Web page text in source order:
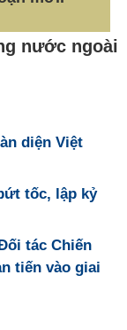
nước ngoài
diện Việt
tốc, lập kỷ
tác Chiến
tiến vào giai